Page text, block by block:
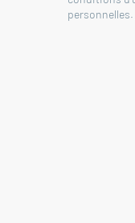
personnelles.